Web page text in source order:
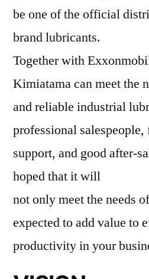
be one of the official
brand lubricants.
Together with
Kimiatama can meet the
and reliable industrial
professional
support, and good after-
hoped that it will
not only meet the needs
expected to add value to
productivity in your